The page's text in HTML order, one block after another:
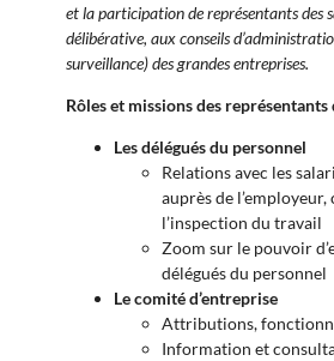
et la participation de représentants des
délibérative, aux conseils
surveillance) des grandes entreprises.
Rôles et missions des
Les délégués du personnel
Relations avec les
auprès de l’employeur,
l’inspection du travail
Zoom sur le pouvoir
délégués du personnel
Le comité d’entreprise
Attributions,
Information et